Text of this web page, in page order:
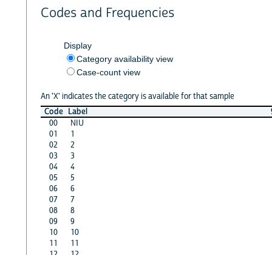
Codes and Frequencies
Display
Category availability view
Case-count view
An 'X' indicates the category is available for that sample
Code Label
00
NIU
01
1
02
2
03
3
04
4
05
5
06
6
07
7
08
8
09
9
10
10
11
11